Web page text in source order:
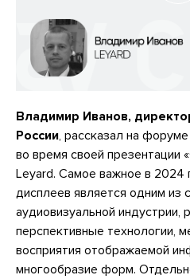
Владимир Иванов,
России, рассказал на
во время своей презентации
Leyard. Самое важное в 2024
дисплеев является одним из
аудиовизуальной
перспективные технологии,
восприятия отображаемой
многообразие форм.